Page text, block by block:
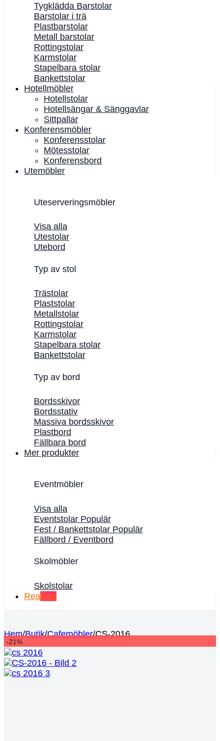
Tygklädda Barstolar
Barstolar i trä
Plastbarstolar
Metall barstolar
Rottingstolar
Karmstolar
Stapelbara stolar
Bankettstolar
Hotellmöbler
Hotellstolar
Hotellsängar & Sänggavlar
Sittpallar
Konferensmöbler
Konferensstolar
Mötesstolar
Konferensbord
Utemöbler
Uteserveringsmöbler
Visa alla
Utestolar
Utebord
Typ av stol
Trästolar
Plaststolar
Metallstolar
Rottingstolar
Karmstolar
Stapelbara stolar
Bankettstolar
Typ av bord
Bordsskivor
Bordsstativ
Massiva bordsskivor
Plastbord
Fällbara bord
Mer produkter
Eventmöbler
Visa alla
Eventstolar
Fest / Bankettstolar
Fällbord / Eventbord
Skolmöbler
Skolstolar
Rea
Hem/Butik/Cafemöbler/CS-2016
-21%